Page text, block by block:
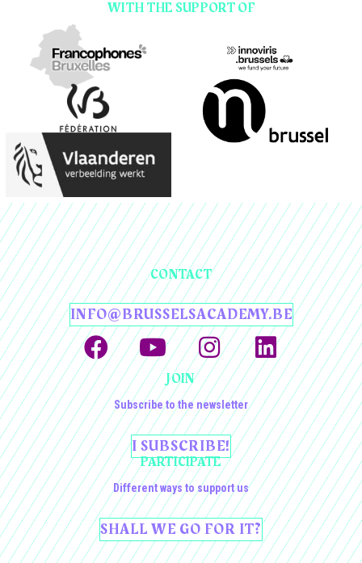
WITH THE SUPPORT OF
CONTACT
INFO@BRUSSELSACADEMY.BE
JOIN
Subscribe to the newsletter
I SUBSCRIBE!
PARTICIPATE
Different ways to support us
SHALL WE GO FOR IT?